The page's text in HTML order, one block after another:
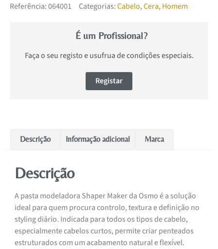
Referência:064001 Categorias:Cabelo,Cera, Homem
É um Profissional?
Faça o seu registo e usufrua de condições especiais.
Registar
Descrição Informação adicional Marca
Descrição
A pasta modeladora Shaper Maker da Osmo é a solução
ideal para quem procura controlo, textura e definição no
styling diário. Indicada para todos os tipos de cabelo,
especialmente cabelos curtos, permite criar penteados
estruturados com um acabamento natural e flexível.